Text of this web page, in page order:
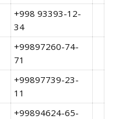
+998 93393-12-
34
+99897260-74-
71
+99897739-23-
11
+99894624-65-